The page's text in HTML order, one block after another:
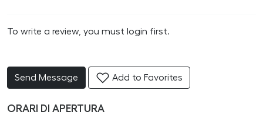
To write a review, you must login first.
Send Message Add to Favorites
ORARI DI APERTURA